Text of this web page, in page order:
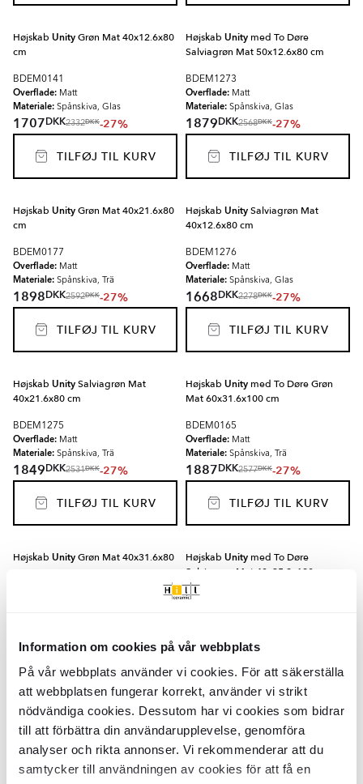
Information om cookies på vår webbplats
På vår webbplats använder vi cookies. För att säkerställa
att webbplatsen fungerar korrekt, använder vi strikt
nödvändiga cookies. Dessutom har vi cookies som bidrar
till att förbättra din användarupplevelse, genomföra
analyser och rikta annonser. Vi rekommenderar att du
samtycker till användningen av cookies för att få en
Højskab UnityGrøn Mat 40x12.6x80
cm
BDEM0141
Overflade: Matt
Materiale: Spånskiva, Glas
1707DKK2332DKK-27%
TILFØJ TIL KURV
Højskab Unity med To Døre
Salviagrøn Mat 50x12.6x80 cm
BDEM1273
Overflade: Matt
Materiale: Spånskiva, Glas
1879DKK2568DKK-27%
TILFØJ TIL KURV
Højskab UnityGrøn Mat 40x21.6x80
cm
BDEM0177
Overflade: Matt
Materiale: Spånskiva, Trä
1898DKK2592DKK-27%
TILFØJ TIL KURV
Højskab UnitySalviagrøn Mat
40x12.6x80 cm
BDEM1276
Overflade: Matt
Materiale: Spånskiva, Glas
1668DKK2278DKK-27%
TILFØJ TIL KURV
Højskab UnitySalviagrøn Mat
40x21.6x80 cm
BDEM1275
Overflade: Matt
Materiale: Spånskiva, Trä
1849DKK2531DKK-27%
TILFØJ TIL KURV
Højskab Unity med To Døre Grøn
Mat 60x31.6x100 cm
BDEM0165
Overflade: Matt
Materiale: Spånskiva, Trä
1887DKK2577DKK-27%
TILFØJ TIL KURV
Højskab UnityGrøn Mat 40x31.6x80
2069 DKK2827 -27%
TILFØJ TIL KURV
Højskab Unity med To Døre
Salviagrøn Mat 40x35.2x180 cm
BDEM1271
3469DKK 4744
TILFØJ TIL KURV
Højskab Unitymed To Døre
Salviagrøn Mat 60x31.6x100 cm
BDEM1272
Komplet Badeværelsesmøbel
HøjskabUnityGrøn Mat med